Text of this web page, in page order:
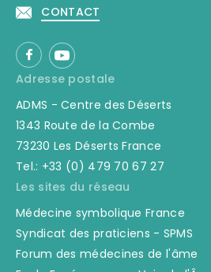
CONTACT
Adresse postale
ADMS - Centre des Déserts
1343 Route de la Combe
73230 Les Déserts France
Tel.: +33 (0) 479 70 67 27
Les sites du réseau
Médecine symbolique France
Syndicat des praticiens - SPMS
Forum des médecines de l'âme